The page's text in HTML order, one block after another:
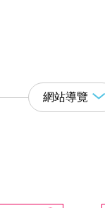
網站導覽